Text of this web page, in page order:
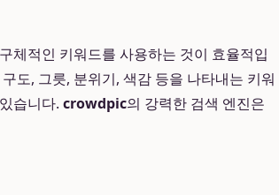
체적인 키워드를 사용하는 것이 효율적입
도, 그릇, 분위기, 색감 등을 나타내는 키워
습니다. crowdpic의 강력한 검색 엔진은